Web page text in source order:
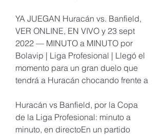
YA JUEGAN Huracán vs. Banfield,
VER ONLINE, EN VIVO y 23 sept
2022 — MINUTO a MINUTO por
Bolavip | Liga Profesional | Llegó el
momento para un gran duelo que
tendrá a Huracán chocando frente a
Huracán vs Banfield, por la Copa
de la Liga Profesional: minuto a
minuto, en directoEn un partido